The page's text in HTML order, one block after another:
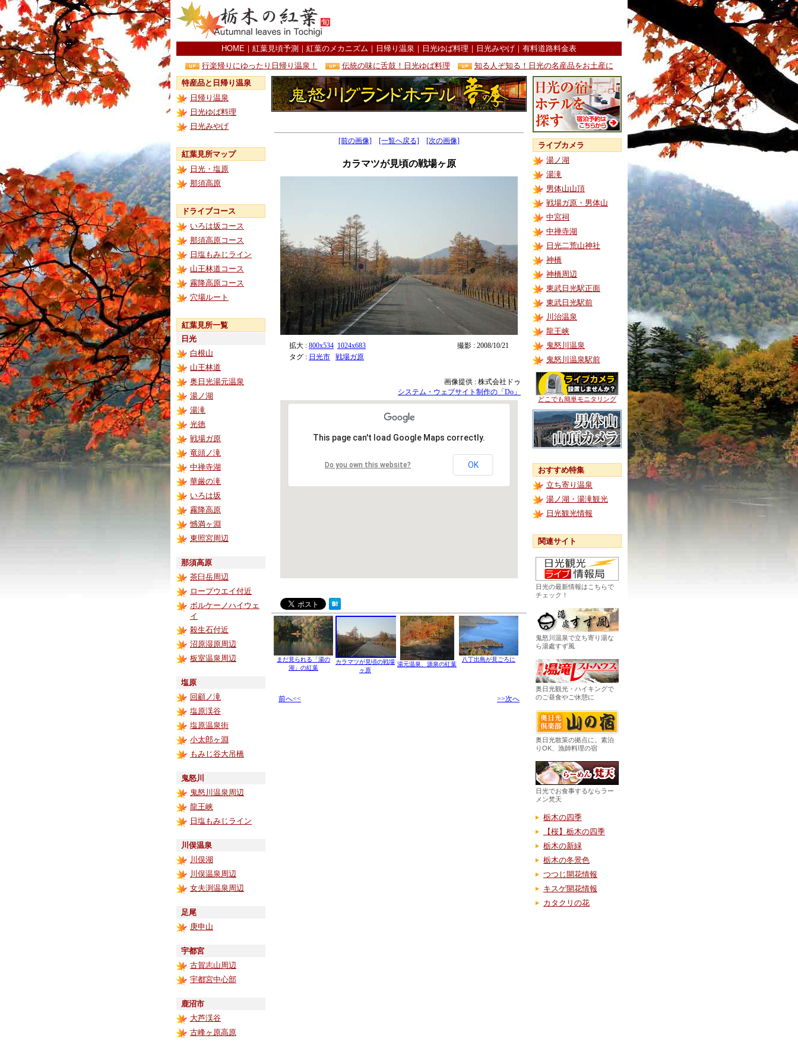
HOME ｜ 紅葉見頃予測 ｜ 紅葉のメカニズム ｜ 日帰り温泉 ｜ 日光ゆば料理 ｜ 日光みやげ ｜ 有料道路料金表
行楽帰りにゆったり日帰り温泉！
伝統の味に舌鼓！日光ゆば料理
知る人ぞ知る！日光の名産品をお土産に
特産品と日帰り温泉
日帰り温泉
日光ゆば料理
日光みやげ
紅葉見所マップ
日光・塩原
那須高原
ドライブコース
いろは坂コース
那須高原コース
日塩もみじライン
山王林道コース
霧降高原コース
穴場ルート
紅葉見所一覧
日光
白根山
山王林道
奥日光湯元温泉
湯ノ湖
湯滝
光徳
戦場ガ原
竜頭ノ滝
中禅寺湖
華厳の滝
いろは坂
霧降高原
憾満ヶ淵
東照宮周辺
那須高原
茶臼岳周辺
ロープウエイ付近
ボルケーノハイウェ
イ
殺生石付近
沼原湿原周辺
板室温泉周辺
塩原
回顧ノ滝
塩原渓谷
塩原温泉街
小太郎ヶ淵
もみじ谷大吊橋
鬼怒川
鬼怒川温泉周辺
龍王峡
日塩もみじライン
川俣温泉
川俣湖
川俣温泉周辺
女夫渕温泉周辺
足尾
庚申山
宇都宮
古賀志山周辺
宇都宮中心部
鹿沼市
大芦渓谷
古峰ヶ原高原
[前の画像] [一覧へ戻る] [次の画像]
カラマツが見頃の戦場ヶ原
拡大 : 800x534 1024x683
撮影 : 2008/10/21
タグ : 日光市 戦場ガ原
画像提供 : 株式会社ドゥ
システム・ウェブサイト制作の「Do」
This page can't load Google Maps correctly.
Do you own this website? OK
まだ見られる「湯の
湖」の紅葉
カラマツが見頃の戦場
ヶ原
湯元温泉、源泉の紅葉
八丁出島が見ごろに
前へ<< >>次へ
ライブカメラ
湯ノ湖
湯滝
男体山山頂
戦場ガ原・男体山
中宮祠
中禅寺湖
日光二荒山神社
神橋
神橋周辺
東武日光駅正面
東武日光駅前
川治温泉
龍王峡
鬼怒川温泉
鬼怒川温泉駅前
どこでも簡単モニタリング
おすすめ特集
立ち寄り温泉
湯ノ湖・湯滝観光
日光観光情報
関連サイト
日光の最新情報はこちらで
チェック！
鬼怒川温泉で立ち寄り湯な
ら湯處すず風
奥日光観光・ハイキングで
のご昼食やご休憩に
奥日光散策の拠点に。素泊
りOK、漁師料理の宿
日光でお食事するならラー
メン梵天
栃木の四季
【桜】栃木の四季
栃木の新緑
栃木の冬景色
つつじ開花情報
キスゲ開花情報
カタクリの花